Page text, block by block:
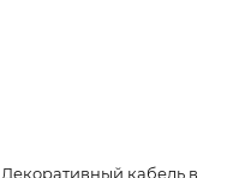
Декоративный кабель в